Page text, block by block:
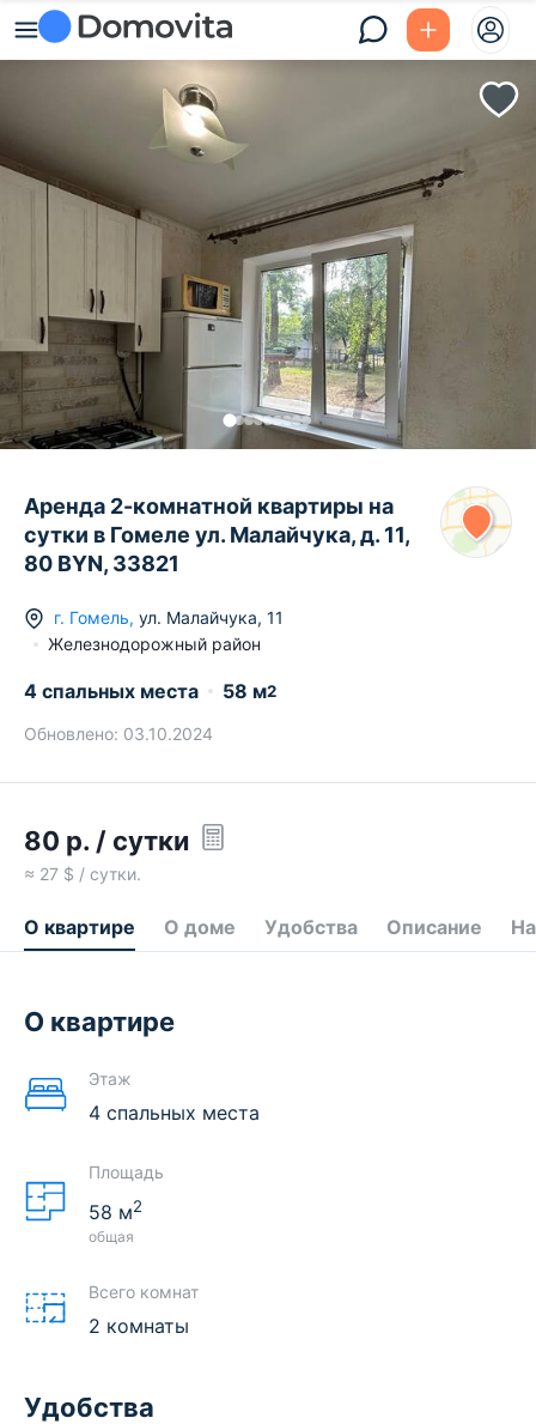
Аренда 2-комнатной квартиры на
сутки в Гомеле ул. Малайчука, д. 11,
80 BYN, 33821
г. Гомель, ул. Малайчука, 11
Железнодорожный район
4 спальных места 58 м2
Обновлено: 03.10.2024
80 р. / сутки
≈ 27 $ / сутки.
О квартире О доме Удобства Описание
О квартире
Этаж
4 спальных места
Площадь
58 м2
общая
Всего комнат
2 комнаты
Удобства